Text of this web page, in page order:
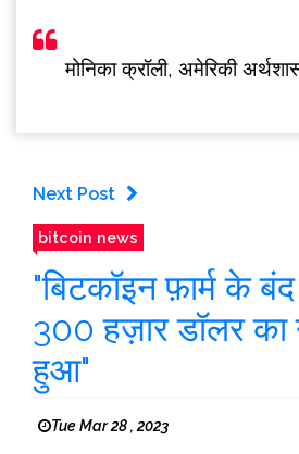
मोनिका क्रॉली, अमेरिकी
Next Post
bitcoin news
"बिटकॉइन फ़ार्म के
300 हज़ार डॉलर
हुआ"
Tue Mar 28 , 2023